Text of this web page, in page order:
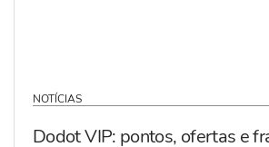
NOTÍCIAS
Dodot VIP: pontos, ofertas e